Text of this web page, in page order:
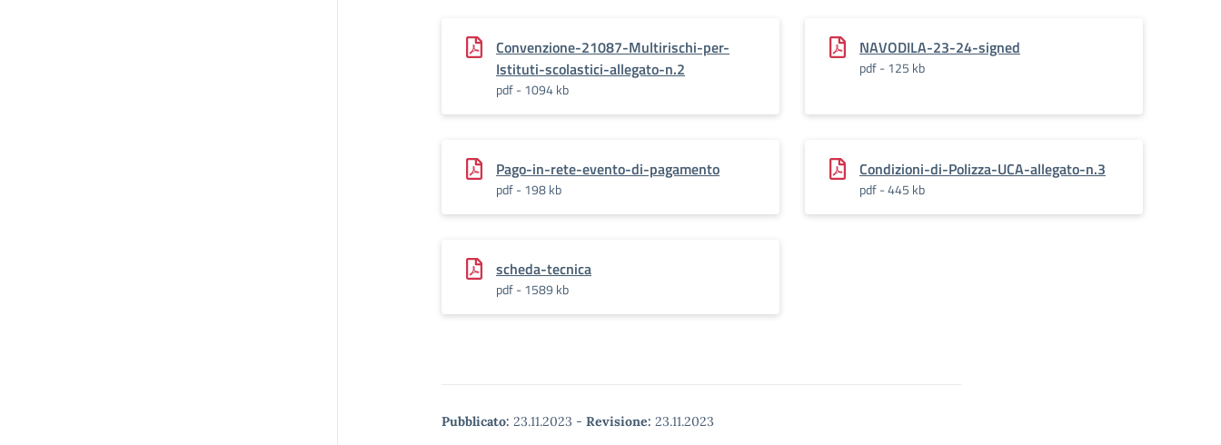
Convenzione-21087-Multirischi-per-
Istituti-scolastici-allegato-n.2
pdf - 1094 kb
NAVODILA-23-24-signed
pdf - 125 kb
Pago-in-rete-evento-di-pagamento
pdf - 198 kb
Condizioni-di-Polizza-UCA-allegato-n.3
pdf - 445 kb
scheda-tecnica
pdf - 1589 kb
Pubblicato: 23.11.2023 - Revisione: 23.11.2023